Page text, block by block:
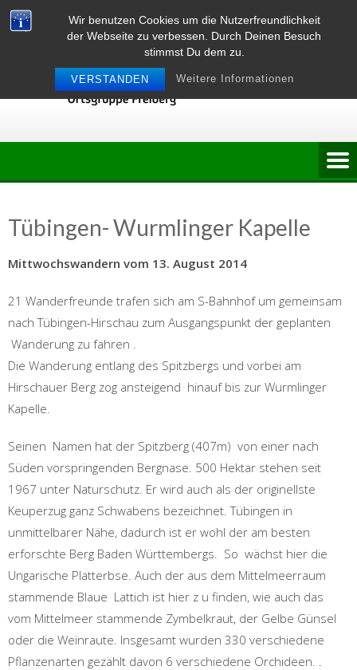
Wir benutzen Cookies um die Nutzerfreundlichkeit
der Webseite zu verbessen. Durch Deinen Besuch
stimmst Du dem zu.
VERSTANDEN Weitere Informationen
Skip
to
Tübingen- Wurmlinger Kapelle
Mittwochswandern vom 13. August 2014
21 Wanderfreunde trafen sich am S-Bahnhof um gemeinsam
nach Tübingen-Hirschau zum Ausgangspunkt der geplanten
Wanderung zu fahren .
Die Wanderung entlang des Spitzbergs und vorbei am
Hirschauer Berg zog ansteigend hinauf bis zur Wurmlinger
Kapelle.
Seinen Namen hat der Spitzberg (407m) von einer nach
Süden vorspringenden Bergnase. 500 Hektar stehen seit
1967 unter Naturschutz. Er wird auch als der originellste
Keuperzug ganz Schwabens bezeichnet. Tübingen in
unmittelbarer Nähe, dadurch ist er wohl der am besten
erforschte Berg Baden Württembergs. So wächst hier die
Ungarische Platterbse. Auch der aus dem Mittelmeerraum
stammende Blaue Lattich ist hier z u finden, wie auch das
vom Mittelmeer stammende Zymbelkraut, der Gelbe Günsel
oder die Weinraute. Insgesamt wurden 330 verschiedene
Pflanzenarten gezählt davon 6 verschiedene Orchideen. .